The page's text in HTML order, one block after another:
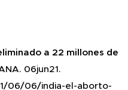
a 22 millones de
06jun21.
06/06/india-el-aborto-